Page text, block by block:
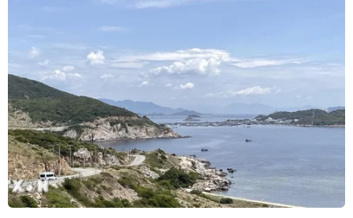
nguyện vọng đã đăng ký
Thứ trưởng Bộ GD-ĐT: Thi lại không
phải để xóa bỏ trách nhiệm của thí
sinh
05/08/2026 09:19
Bắc Ninh: Tinh gọn hơn 50% đầu mối